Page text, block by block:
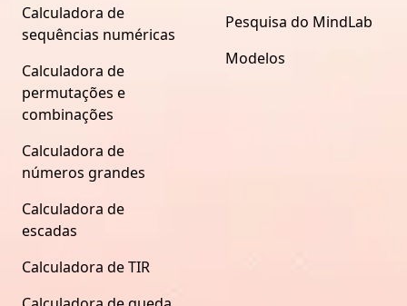
Calculadora de
sequências numéricas
Calculadora de
permutações e
combinações
Calculadora de
números grandes
Calculadora de
escadas
Calculadora de TIR
Pesquisa do MindLab
Modelos